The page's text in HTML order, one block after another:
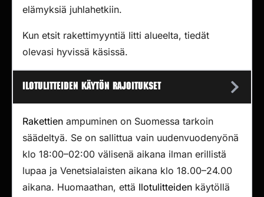
elämyksiä juhlahetkiin.
Kun etsit rakettimyyntiä Iitti alueelta, tiedät
olevasi hyvissä käsissä.
Ilotulitteiden käytön rajoitukset
Rakettien ampuminen on Suomessa tarkoin
säädeltyä. Se on sallittua vain uudenvuodenyönä
klo 18:00–02:00 välisenä aikana ilman erillistä
lupaa ja Venetsialaisten aikana klo 18.00–24.00
aikana. Huomaathan, että Ilotulitteiden käytöllä